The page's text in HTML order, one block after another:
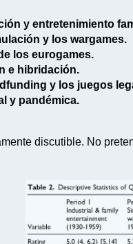
y entretenimiento
y los wargames.
los eurogames.
e hibridación.
y los juegos
y pandémica.
discutible. No